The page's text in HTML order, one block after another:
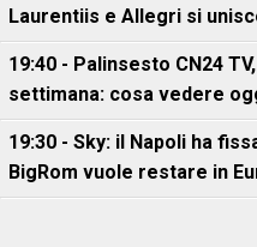
Laurentiis e Allegri si
19:40 - Palinsesto CN24
settimana: cosa vedere
19:30 - Sky: il Napoli ha
BigRom vuole restare in